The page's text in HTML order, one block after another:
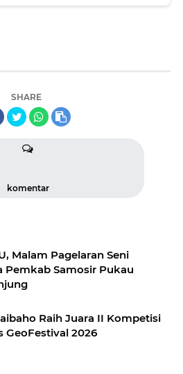
SHARE
komentar
Malam Pagelaran Seni
Pemkab Samosir Pukau
Raih Juara II Kompetisi
GeoFestival 2026